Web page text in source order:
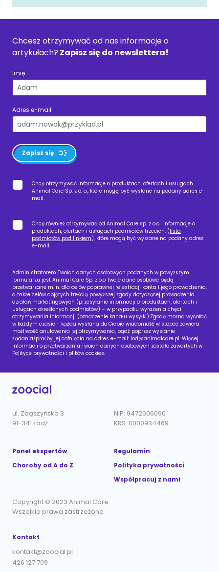
Chcesz otrzymywać od nas informacje o
artykułach? Zapisz się do newslettera!
Imię
Adres e-mail
Zapisz się
Chcę otrzymywać Informacje o produktach, ofertach i usługach
Animal Care Sp. z o. o., które mogą być wysłane na podany adres e-
mail.
Chcę również otrzymywać od Animal Care sp. z o.o. informacje o
produktach, ofertach i usługach podmiotów trzecich, (lista
podmiotów pod linkiem), które mogą być wysłane na podany adres
e-mail.
Administratorem Twoich danych osobowych podanych w powyższym
formularzu jest Animal Care Sp. z o.o Twoje dane osobowe będą
przetwarzane m.in. dla celów poprawnej rejestracji konta i jego prowadzenia,
a także celów objętych treścią powyższej zgody dotyczącej prowadzenia
działań marketingowych (przesyłanie informacji o produktach, ofertach i
usługach określonych podmiotów) – w przypadku wyrażenia chęci
otrzymywania informacji (oznaczenie kanału wysyłki).Zgodę można wycofać
w każdym czasie - każda wysłana do Ciebie wiadomość w stopce zawiera
możliwość anulowania jej otrzymywania, bądź poprzez wysłanie
żądania/prośby jej cofnięcia na adres e-mail: iod@animalcare.pl. Więcej
informacji o przetwarzaniu Twoich danych osobowych zostało zawartych w
Polityce prywatności i plików cookies.
ul. Zbąszyńska 3
91-341 Łódź
NIP: 9472006090
KRS: 0000934469
Panel ekspertów
Choroby od A do Z
Regulamin
Polityka prywatności
Współpracuj z nami
Copyright © 2023 Animal Care.
Wszelkie prawa zastrzeżone
Kontakt
kontakt@zoocial.pl
426 127 709